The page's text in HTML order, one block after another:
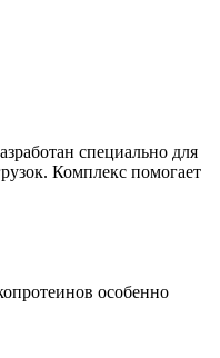
специально для
Комплекс помогает
особенно